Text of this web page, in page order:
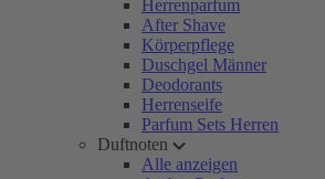
Herrenparfum
After Shave
Körperpflege
Duschgel Männer
Deodorants
Herrenseife
Parfum Sets Herren
Duftnoten
Alle anzeigen